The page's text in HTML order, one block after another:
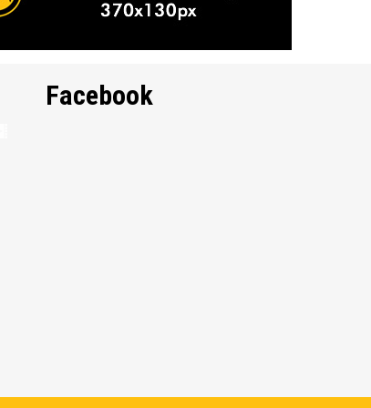
Facebook